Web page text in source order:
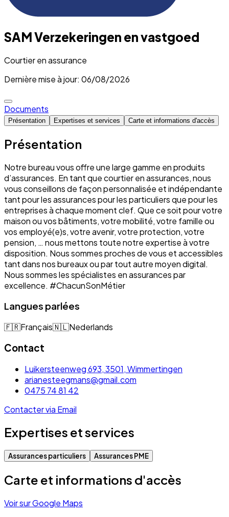
SAM Verzekeringen en vastgoed
Courtier en assurance
Dernière mise à jour: 06/08/2026
Documents
Présentation Expertises et services Carte et informations d'accès
Présentation
Notre bureau vous offre une large gamme en produits
d’assurances. En tant que courtier en assurances, nous
vous conseillons de façon personnalisée et indépendante
tant pour les assurances pour les particuliers que pour les
entreprises à chaque moment clef. Que ce soit pour votre
maison ou vos bâtiments, votre mobilité, votre famille ou
vos employé(e)s, votre avenir, votre protection, votre
pension, … nous mettons toute notre expertise à votre
disposition. Nous sommes proches de vous et accessibles
tant dans nos bureaux ou par tout autre moyen digital.
Nous sommes les spécialistes en assurances par
excellence. #ChacunSonMétier
Langues parlées
🇫🇷Français🇳🇱Nederlands
Contact
Luikersteenweg 693, 3501, Wimmertingen
arianesteegmans@gmail.com
0475 74 81 42
Contacter via Email
Expertises et services
Assurances particuliers Assurances PME
Carte et informations d'accès
Voir sur Google Maps